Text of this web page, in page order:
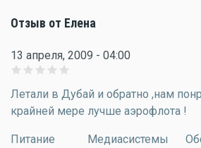
Отзыв от Елена
13 апреля, 2009 - 04:00
Летали в Дубай и обратно ,нам
крайней мере лучше аэрофлота !
Питание Медиасистемы